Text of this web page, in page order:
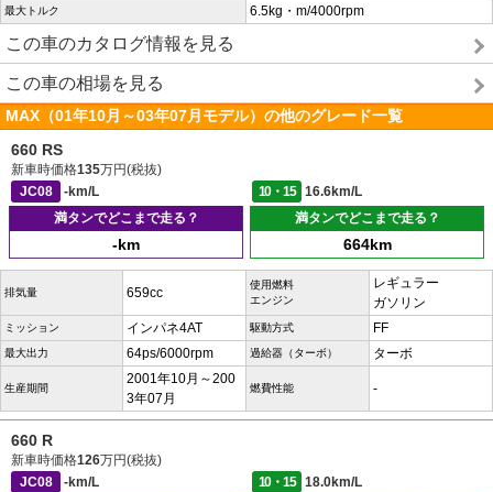
最大トルク 6.5kg・m/4000rpm
この車のカタログ情報を見る
この車の相場を見る
MAX（01年10月～03年07月モデル）の他のグレード一覧
660 RS
新車時価格135万円(税抜)
JC08
-km/L 10・15
16.6km/L
満タンでどこまで走る？
-km
満タンでどこまで走る？
664km
排気量 659cc
使用燃料
エンジン
レギュラー
ガソリン
ミッション インパネ4AT 駆動方式 FF
最大出力 64ps/6000rpm 過給器（ターボ） ターボ
生産期間
2001年10月～200
3年07月
燃費性能 -
660 R
新車時価格126万円(税抜)
JC08
-km/L 10・15
18.0km/L